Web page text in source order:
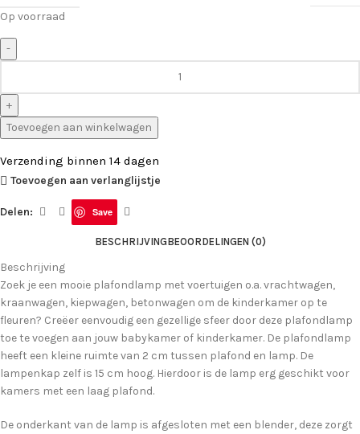
Op voorraad
Toevoegen aan winkelwagen
Verzending binnen 14 dagen
Toevoegen aan verlanglijstje
Delen: Save
BESCHRIJVINGBEOORDELINGEN (0)
Beschrijving
Zoek je een mooie plafondlamp met voertuigen o.a. vrachtwagen,
kraanwagen, kiepwagen, betonwagen om de kinderkamer op te
fleuren? Creëer eenvoudig een gezellige sfeer door deze plafondlamp
toe te voegen aan jouw babykamer of kinderkamer. De plafondlamp
heeft een kleine ruimte van 2 cm tussen plafond en lamp. De
lampenkap zelf is 15 cm hoog. Hierdoor is de lamp erg geschikt voor
kamers met een laag plafond.
De onderkant van de lamp is afgesloten met een blender, deze zorgt